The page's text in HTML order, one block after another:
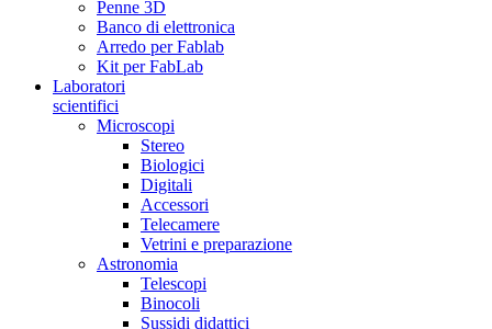
Penne 3D
Banco di elettronica
Arredo per Fablab
Kit per FabLab
Laboratori
scientifici
Microscopi
Stereo
Biologici
Digitali
Accessori
Telecamere
Vetrini e preparazione
Astronomia
Telescopi
Binocoli
Sussidi didattici